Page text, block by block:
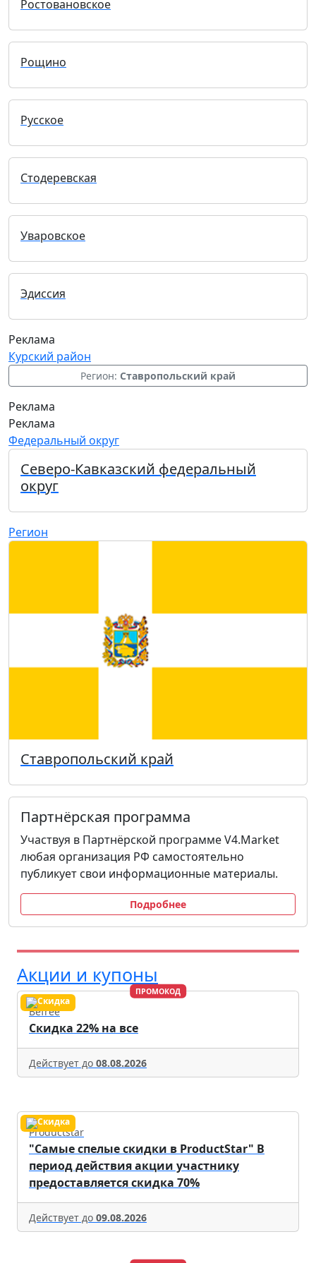
Ростовановское
Рощино
Русское
Стодеревская
Уваровское
Эдиссия
Реклама
Курский район
Регион: Ставропольский край
Реклама
Реклама
Федеральный округ
Северо-Кавказский федеральный
округ
Регион
Ставропольский край
Партнёрская программа
Участвуя в Партнёрской программе V4.Market
любая организация РФ самостоятельно
публикует свои информационные материалы.
Подробнее
Акции и купоны
ПРОМОКОД
Befree
Скидка 22% на все
Действует до 08.08.2026
Productstar
"Самые спелые скидки в ProductStar" В
период действия акции участнику
предоставляется скидка 70%
Действует до 09.08.2026